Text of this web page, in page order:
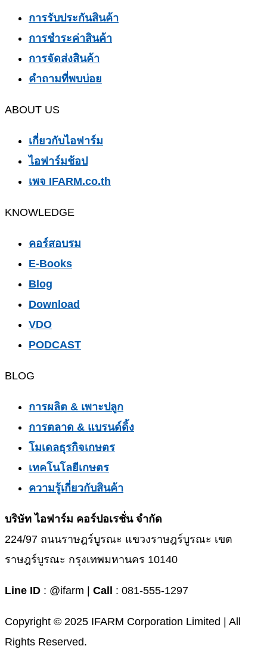
การรับประกันสินค้า
การชำระค่าสินค้า
การจัดส่งสินค้า
คำถามที่พบบ่อย
ABOUT US
เกี่ยวกับไอฟาร์ม
ไอฟาร์มช้อป
เพจ IFARM.co.th
KNOWLEDGE
คอร์สอบรม
E-Books
Blog
Download
VDO
PODCAST
BLOG
การผลิต & เพาะปลูก
การตลาด & แบรนด์ดิ้ง
โมเดลธุรกิจเกษตร
เทคโนโลยีเกษตร
ความรู้เกี่ยวกับสินค้า
บริษัท ไอฟาร์ม คอร์ปอเรชั่น จำกัด
224/97 ถนนราษฎร์บูรณะ แขวงราษฎร์บูรณะ เขต
ราษฎร์บูรณะ กรุงเทพมหานคร 10140
Line ID : @ifarm | Call : 081-555-1297
Copyright © 2025 IFARM Corporation Limited | All
Rights Reserved.